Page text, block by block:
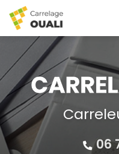
au
contenu
principal
06